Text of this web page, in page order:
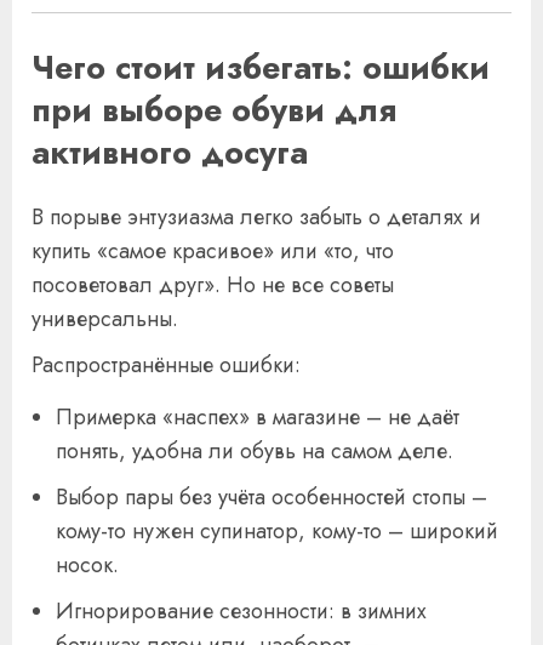
Чего стоит избегать: ошибки
при выборе обуви для
активного досуга
В порыве энтузиазма легко забыть о деталях и
купить «самое красивое» или «то, что
посоветовал друг». Но не все советы
универсальны.
Распространённые ошибки:
Примерка «наспех» в магазине – не даёт
понять, удобна ли обувь на самом деле.
Выбор пары без учёта особенностей стопы –
кому-то нужен супинатор, кому-то – широкий
носок.
Игнорирование сезонности: в зимних